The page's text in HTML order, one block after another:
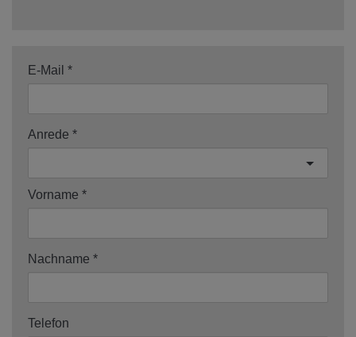
E-Mail
Anrede
Vorname
Nachname
Telefon